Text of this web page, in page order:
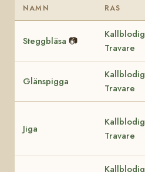
NAMN RAS
Steggbläsa 📷
Kallblodig
Travare
Glänspigga
Kallblodig
Travare
Jiga
Kallblodig
Travare
Kallblodig